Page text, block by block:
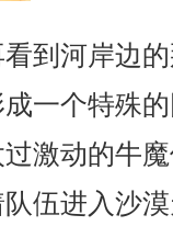
到河岸边
一个特殊
激动的牛
伍进入沙